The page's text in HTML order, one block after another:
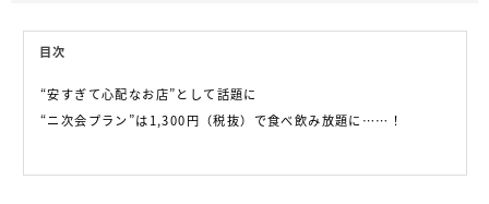
目次
“安すぎて心配なお店”として話題に
“ニ次会プラン”は1,300円（税抜）で食べ飲み放題に……！